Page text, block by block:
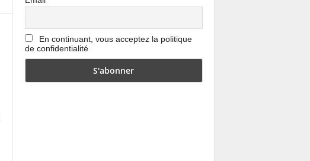
En continuant, vous acceptez la politique
de confidentialité